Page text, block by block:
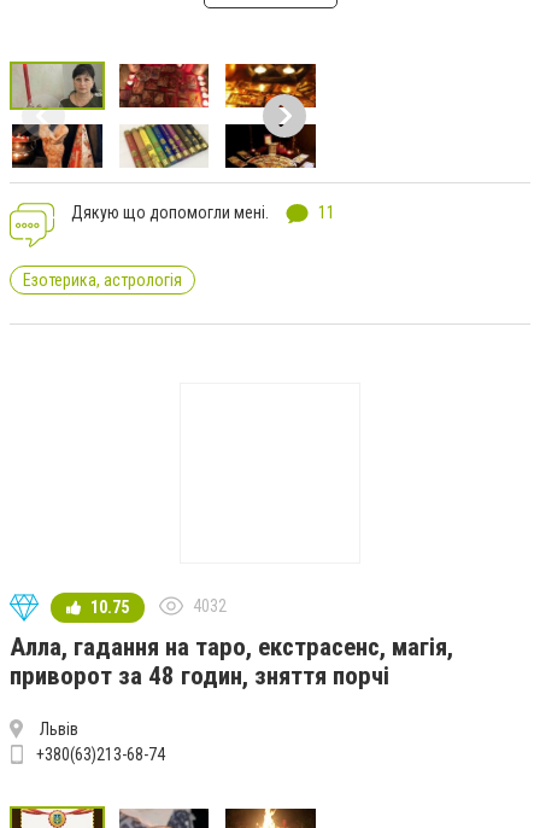
Дякую що допомогли мені. 11
Езотерика, астрологія
10.75 4032
Алла, гадання на таро, екстрасенс, магія,
приворот за 48 годин, зняття порчі
Львів
+380(63)213-68-74